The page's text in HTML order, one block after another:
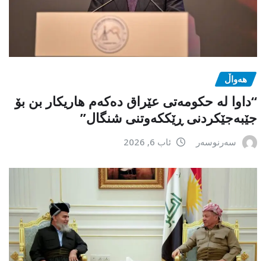
هەواڵ
“داوا لە حكومەتی عێراق دەكەم هاریكار بن بۆ
جێبەجێكردنی ڕێككەوتنی شنگال”
سەرنوسەر ئاب 6, 2026